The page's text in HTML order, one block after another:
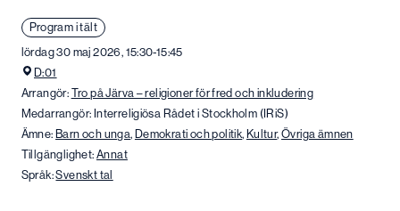
Program i tält
lördag 30 maj 2026, 15:30-15:45
D:01
Arrangör:Tro på Järva – religioner för fred och inkludering
Medarrangör: Interreligiösa Rådet i Stockholm (IRiS)
Ämne:Barn och unga,Demokrati och politik,Kultur,Övriga ämnen
Tillgänglighet:Annat
Språk:Svenskt tal